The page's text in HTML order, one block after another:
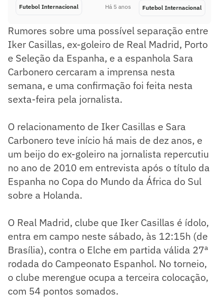
Futebol Internacional Há 5 anos Futebol Internacional
Rumores sobre uma possível separação entre
Iker Casillas, ex-goleiro de Real Madrid, Porto
e Seleção da Espanha, e a espanhola Sara
Carbonero cercaram a imprensa nesta
semana, e uma confirmação foi feita nesta
sexta-feira pela jornalista.
O relacionamento de Iker Casillas e Sara
Carbonero teve início há mais de dez anos, e
um beijo do ex-goleiro na jornalista repercutiu
no ano de 2010 em entrevista após o título da
Espanha no Copa do Mundo da África do Sul
sobre a Holanda.
O Real Madrid, clube que Iker Casillas é ídolo,
entra em campo neste sábado, às 12:15h (de
Brasília), contra o Elche em partida válida 27ª
rodada do Campeonato Espanhol. No torneio,
o clube merengue ocupa a terceira colocação,
com 54 pontos somados.